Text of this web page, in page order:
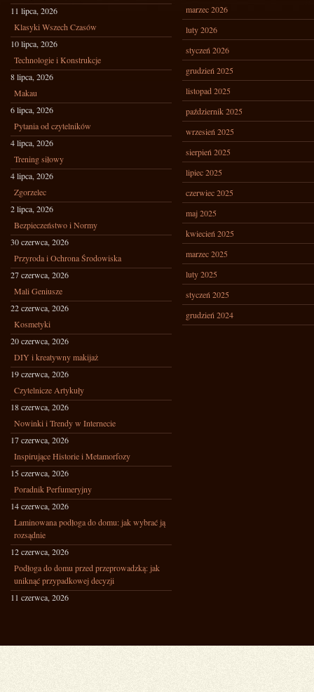
11 lipca, 2026
Klasyki Wszech Czasów
10 lipca, 2026
Technologie i Konstrukcje
8 lipca, 2026
Makau
6 lipca, 2026
Pytania od czytelników
4 lipca, 2026
Trening siłowy
4 lipca, 2026
Zgorzelec
2 lipca, 2026
Bezpieczeństwo i Normy
30 czerwca, 2026
Przyroda i Ochrona Środowiska
27 czerwca, 2026
Mali Geniusze
22 czerwca, 2026
Kosmetyki
20 czerwca, 2026
DIY i kreatywny makijaż
19 czerwca, 2026
Czytelnicze Artykuły
18 czerwca, 2026
Nowinki i Trendy w Internecie
17 czerwca, 2026
Inspirujące Historie i Metamorfozy
15 czerwca, 2026
Poradnik Perfumeryjny
14 czerwca, 2026
Laminowana podłoga do domu: jak wybrać ją
rozsądnie
12 czerwca, 2026
Podłoga do domu przed przeprowadzką: jak
uniknąć przypadkowej decyzji
11 czerwca, 2026
marzec 2026
luty 2026
styczeń 2026
grudzień 2025
listopad 2025
październik 2025
wrzesień 2025
sierpień 2025
lipiec 2025
czerwiec 2025
maj 2025
kwiecień 2025
marzec 2025
luty 2025
styczeń 2025
grudzień 2024